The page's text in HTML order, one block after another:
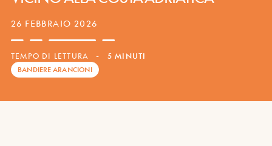
26 FEBBRAIO 2026
TEMPO DI LETTURA - 5 MINUTI
BANDIERE ARANCIONI